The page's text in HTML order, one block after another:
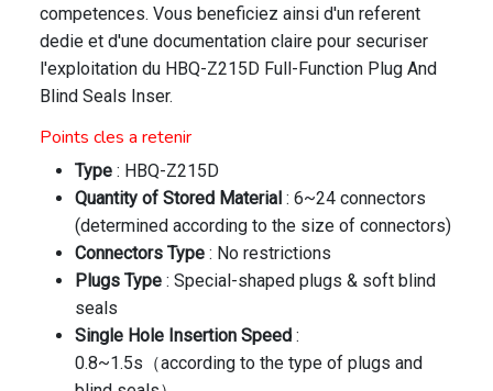
competences. Vous beneficiez ainsi d'un referent
dedie et d'une documentation claire pour securiser
l'exploitation du HBQ-Z215D Full-Function Plug And
Blind Seals Inser.
Points cles a retenir
Type : HBQ-Z215D
Quantity of Stored Material : 6~24 connectors
(determined according to the size of connectors)
Connectors Type : No restrictions
Plugs Type : Special-shaped plugs & soft blind
seals
Single Hole Insertion Speed :
0.8~1.5s（according to the type of plugs and